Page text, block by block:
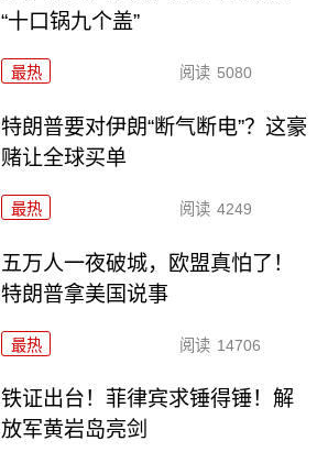
“十口锅九个盖”
最热 阅读 5080
特朗普要对伊朗“断气断电”？这豪
赌让全球买单
最热 阅读 4249
五万人一夜破城，欧盟真怕了！
特朗普拿美国说事
最热 阅读 14706
铁证出台！菲律宾求锤得锤！解
放军黄岩岛亮剑